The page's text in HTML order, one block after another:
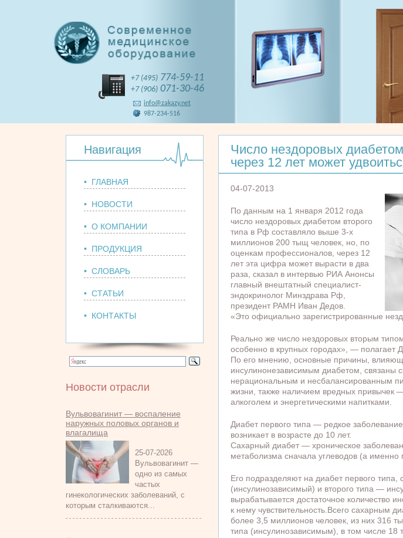
+7 (495) 774-59-11
+7 (906) 071-30-46
info@zakazy.net
987-234-516
Навигация
• ГЛАВНАЯ
• НОВОСТИ
• О КОМПАНИИ
• ПРОДУКЦИЯ
• СЛОВАРЬ
• СТАТЬИ
• КОНТАКТЫ
Новости отрасли
Вульвовагинит — воспаление
наружных половых органов и
влагалища
25-07-2026
Вульвовагинит —
одно из самых
частых
гинекологических заболеваний, с
которым сталкиваются...
Число нездоровых
через 12 лет может
04-07-2013
По данным на 1 января 2012 года
число нездоровых диабетом второго
типа в Рф составляло выше 3-х
миллионов 200 тыщ человек, но, по
оценкам профессионалов, через 12
лет эта цифра может вырасти в два
раза, сказал в интервью РИА Анонсы
главный внештатный специалист-
эндокринолог Минздрава Рф,
президент РАМН Иван Дедов.
«Это официально зарегистрированные
Реально же число нездоровых вторым
особенно в крупных городах», — полагает
По его мнению, основные причины,
инсулинонезависимым диабетом, связаны
нерациональным и несбалансированным
жизни, также наличием вредных привычек
алкоголем и энергетическими напитками.
Диабет первого типа — редкое
возникает в возрасте до 10 лет.
Сахарный диабет — хроническое
метаболизма сначала углеводов (а именно
Его подразделяют на диабет первого
(инсулинозависимый) и второго типа —
вырабатывается достаточное количество
к нему чувствительность.Всего сахарным
более 3,5 миллионов человек, из них 316
типа (инсулинозависимым), в том числе 18